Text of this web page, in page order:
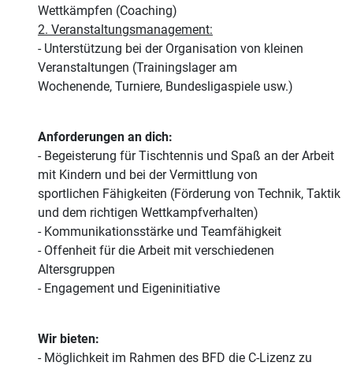
Wettkämpfen (Coaching)
2. Veranstaltungsmanagement:
- Unterstützung bei der Organisation von kleinen
Veranstaltungen (Trainingslager am
Wochenende, Turniere, Bundesligaspiele usw.)
Anforderungen an dich:
- Begeisterung für Tischtennis und Spaß an der Arbeit
mit Kindern und bei der Vermittlung von
sportlichen Fähigkeiten (Förderung von Technik, Taktik
und dem richtigen Wettkampfverhalten)
- Kommunikationsstärke und Teamfähigkeit
- Offenheit für die Arbeit mit verschiedenen
Altersgruppen
- Engagement und Eigeninitiative
Wir bieten:
- Möglichkeit im Rahmen des BFD die C-Lizenz zu